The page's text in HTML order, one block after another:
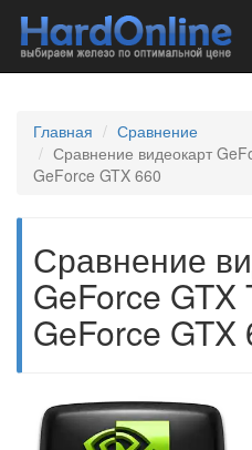
Главная
Сравнение
Сравнение видеокарт
GeForce GTX 660
Сравнение
GeForce GTX
GeForce GTX